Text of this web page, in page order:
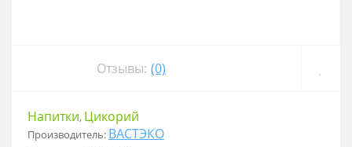
Отзывы: (0)
Напитки, Цикорий
Производитель: ВАСТЭКО